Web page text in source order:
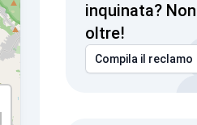
inquinata?
oltre!
Compila il reclamo